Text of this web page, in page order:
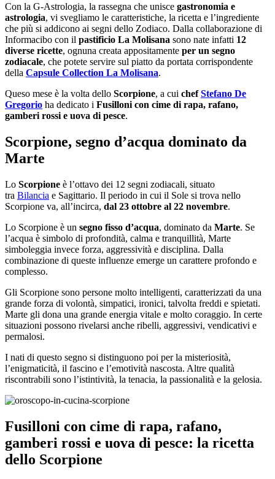
Con la G-Astrologia, la rassegna che unisce gastronomia e
astrologia, vi svegliamo le caratteristiche, la ricetta e l’ingrediente
che più si addicono ai segni dello Zodiaco. Dalla collaborazione di
Informacibo con il pastificio La Molisana sono nate infatti 12
diverse ricette, ognuna creata appositamente per un segno
zodiacale, che potete servire sul piatto da portata corrispondente
della Capsule Collection La Molisana.
Queso mese è la volta dello Scorpione, a cui chefStefano De
Gregorio ha dedicato i Fusilloni con cime di rapa, rafano,
gamberi rossi e uova di pesce.
Scorpione, segno d’acqua dominato da
Marte
Lo Scorpione è l’ottavo dei 12 segni zodiacali, situato
tra Bilancia e Sagittario. Il periodo in cui il Sole si trova nello
Scorpione va, all’incirca, dal 23 ottobre al 22 novembre.
Lo Scorpione è un segno fisso d’acqua, dominato da Marte. Se
l’acqua è simbolo di profondità, calma e tranquillità, Marte
simboleggia invece forza, aggressività e disciplina. Dalla
combinazione di queste influenze emerge un carattere profondo e
complesso.
Gli Scorpione sono persone molto intelligenti, caratterizzati da una
grande forza di volontà, simpatici, ironici, talvolta freddi e spietati.
Marte gli dona una grande energia vitale e molto coraggio. In certe
situazioni possono rivelarsi anche ribelli, aggressivi, vendicativi e
permalosi.
I nati di questo segno si distinguono poi per la misteriosità,
l’enigmaticità, il fascino e l’emotività nascosta. Altre qualità
riscontrabili sono l’istintività, la tenacia, la passionalità e la gelosia.
Fusilloni con cime di rapa, rafano,
gamberi rossi e uova di pesce: la ricetta
dello Scorpione